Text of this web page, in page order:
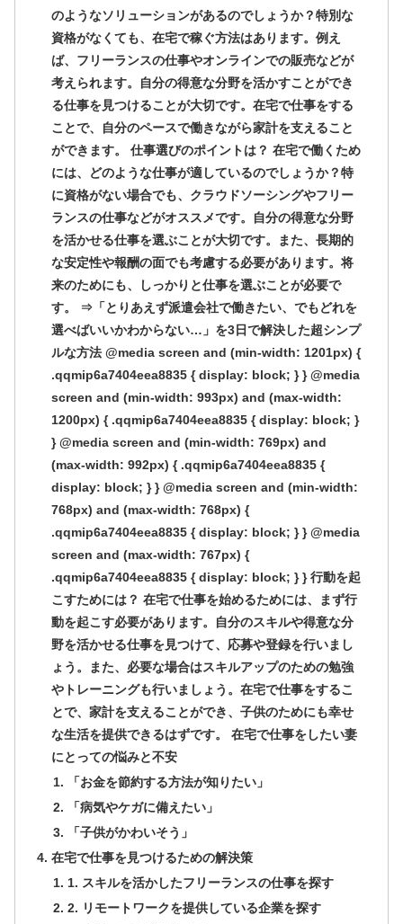
のようなソリューションがあるのでしょうか？特別な
資格がなくても、在宅で稼ぐ方法はあります。例え
ば、フリーランスの仕事やオンラインでの販売などが
考えられます。自分の得意な分野を活かすことができ
る仕事を見つけることが大切です。在宅で仕事をする
ことで、自分のペースで働きながら家計を支えること
ができます。 仕事選びのポイントは？ 在宅で働くため
には、どのような仕事が適しているのでしょうか？特
に資格がない場合でも、クラウドソーシングやフリー
ランスの仕事などがオススメです。自分の得意な分野
を活かせる仕事を選ぶことが大切です。また、長期的
な安定性や報酬の面でも考慮する必要があります。将
来のためにも、しっかりと仕事を選ぶことが必要で
す。 ⇒「とりあえず派遣会社で働きたい、でもどれを
選べばいいかわからない…」を3日で解決した超シンプ
ルな方法 @media screen and (min-width: 1201px) {
.qqmip6a7404eea8835 { display: block; } } @media
screen and (min-width: 993px) and (max-width:
1200px) { .qqmip6a7404eea8835 { display: block; }
} @media screen and (min-width: 769px) and
(max-width: 992px) { .qqmip6a7404eea8835 {
display: block; } } @media screen and (min-width:
768px) and (max-width: 768px) {
.qqmip6a7404eea8835 { display: block; } } @media
screen and (max-width: 767px) {
.qqmip6a7404eea8835 { display: block; } } 行動を起
こすためには？ 在宅で仕事を始めるためには、まず行
動を起こす必要があります。自分のスキルや得意な分
野を活かせる仕事を見つけて、応募や登録を行いまし
ょう。また、必要な場合はスキルアップのための勉強
やトレーニングも行いましょう。在宅で仕事をするこ
とで、家計を支えることができ、子供のためにも幸せ
な生活を提供できるはずです。 在宅で仕事をしたい妻
にとっての悩みと不安
「お金を節約する方法が知りたい」
「病気やケガに備えたい」
「子供がかわいそう」
在宅で仕事を見つけるための解決策
1. スキルを活かしたフリーランスの仕事を探す
2. リモートワークを提供している企業を探す